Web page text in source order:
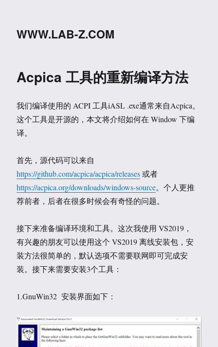
WWW.LAB-Z.COM
Acpica 工具的重新编译方法
我们编译使用的 ACPI 工具iASL .exe通常来自Acpica。
这个工具是开源的，本文将介绍如何在 Window 下编
译。
首先，源代码可以来自
https://github.com/acpica/acpica/releases或者
https://acpica.org/downloads/windows-source。个人更推
荐前者，后者在很多时候会有奇怪的问题。
接下来准备编译环境和工具。这次我使用 VS2019，
有兴趣的朋友可以使用这个 VS2019 离线安装包，安
装方法很简单的，默认选项不需要联网即可完成安
装。接下来需要安装3个工具：
1.GnuWin32 安装界面如下：